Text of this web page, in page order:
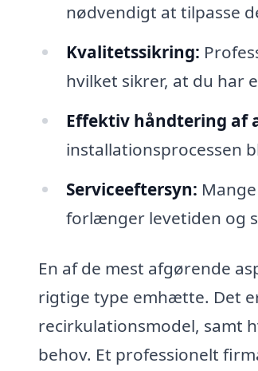
nødvendigt at tilpasse
Kvalitetssikring:
hvilket sikrer, at du har
Effektiv håndtering af
installationsprocessen
Serviceeftersyn:
forlænger levetiden og
En af de mest afgørende
rigtige type emhætte. Det
recirkulationsmodel, samt
behov. Et professionelt